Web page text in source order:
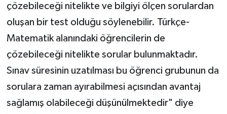
çözebileceği nitelikte ve bilgiyi ölçen sorulardan
oluşan bir test olduğu söylenebilir. Türkçe-
Matematik alanındaki öğrencilerin de
çözebileceği nitelikte sorular bulunmaktadır.
Sınav süresinin uzatılması bu öğrenci grubunun da
sorulara zaman ayırabilmesi açısından avantaj
sağlamış olabileceği düşünülmektedir" diye